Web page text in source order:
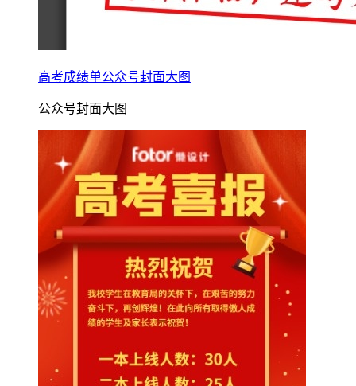
高考成绩单公众号封面大图
公众号封面大图